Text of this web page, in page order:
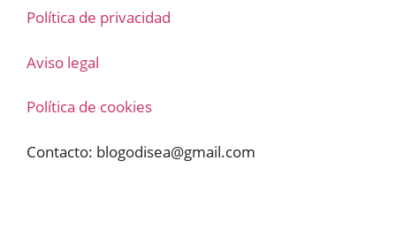
Política de privacidad
Aviso legal
Política de cookies
Contacto: blogodisea@gmail.com